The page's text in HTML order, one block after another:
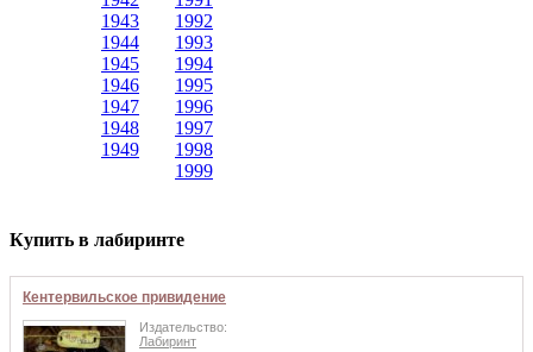
1943
1944
1945
1946
1947
1948
1949
1992
1993
1994
1995
1996
1997
1998
1999
Купить в лабиринте
Кентервильское привидение
Издательство:
Лабиринт